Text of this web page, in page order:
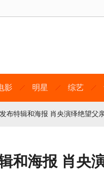
影 明星 综艺
发布特辑和海报 肖央演绎绝望父
和海报 肖央